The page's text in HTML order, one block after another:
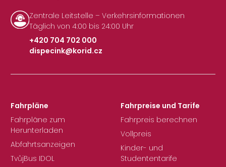
Zentrale Leitstelle – Verkehrsinformationen
Täglich von 4:00 bis 24:00 Uhr
+420 704 702 000
|
dispecink@korid.cz
Fahrpläne
Fahrpläne zum
Herunterladen
Abfahrtsanzeigen
TvůjBus IDOL
Fahrpreise und Tarife
Fahrpreis berechnen
Vollpreis
Kinder- und
Studententarife